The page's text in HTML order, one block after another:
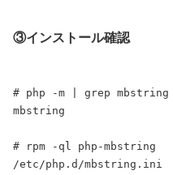
③インストール確認
# php -m | grep mbstring
mbstring
# rpm -ql php-mbstring
/etc/php.d/mbstring.ini